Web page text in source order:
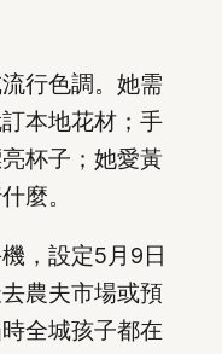
行色調。她需
本地花材；手
杯子；她愛黃
麼。
，設定5月9日
農夫市場或預
全城孩子都在